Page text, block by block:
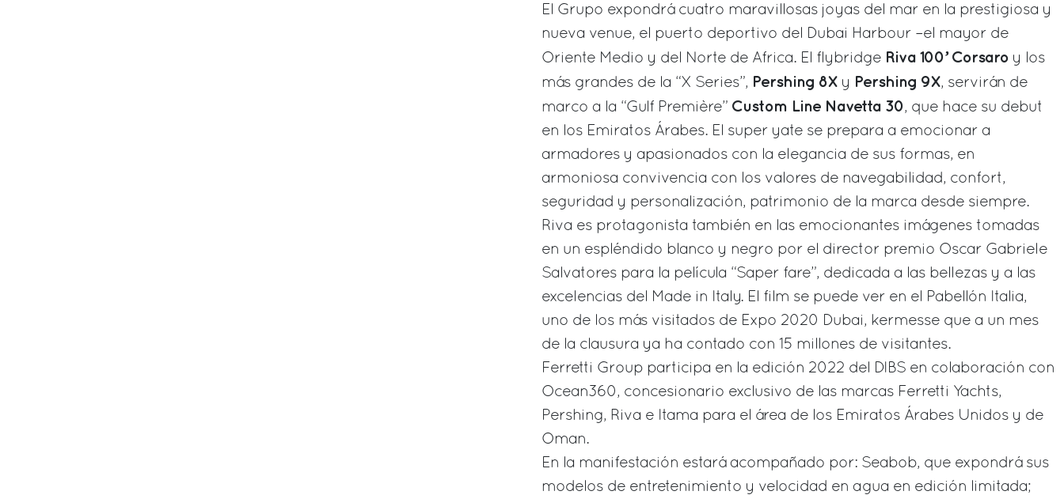
El Grupo expondrá cuatro maravillosas joyas del mar en la prestigiosa y
nueva venue, el puerto deportivo del Dubai Harbour –el mayor de
Oriente Medio y del Norte de Africa. El flybridge Riva 100’ Corsaro y los
más grandes de la “X Series”, Pershing 8X y Pershing 9X, servirán de
marco a la “Gulf Première” Custom Line Navetta 30, que hace su debut
en los Emiratos Árabes. El super yate se prepara a emocionar a
armadores y apasionados con la elegancia de sus formas, en
armoniosa convivencia con los valores de navegabilidad, confort,
seguridad y personalización, patrimonio de la marca desde siempre.
Riva es protagonista también en las emocionantes imágenes tomadas
en un espléndido blanco y negro por el director premio Oscar Gabriele
Salvatores para la película “Saper fare”, dedicada a las bellezas y a las
excelencias del Made in Italy. El film se puede ver en el Pabellón Italia,
uno de los más visitados de Expo 2020 Dubai, kermesse que a un mes
de la clausura ya ha contado con 15 millones de visitantes.
Ferretti Group participa en la edición 2022 del DIBS en colaboración con
Ocean360, concesionario exclusivo de las marcas Ferretti Yachts,
Pershing, Riva e Itama para el área de los Emiratos Árabes Unidos y de
Oman.
En la manifestación estará acompañado por: Seabob, que expondrá sus
modelos de entretenimiento y velocidad en agua en edición limitada;